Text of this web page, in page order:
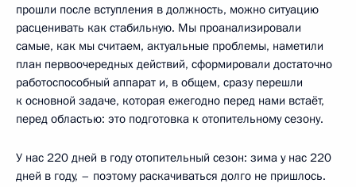
прошли после вступления в должность, можно ситуацию
расценивать как стабильную. Мы проанализировали
самые, как мы считаем, актуальные проблемы, наметили
план первоочередных действий, сформировали достаточно
работоспособный аппарат и, в общем, сразу перешли
к основной задаче, которая ежегодно перед нами встаёт,
перед областью: это подготовка к отопительному сезону.
У нас 220 дней в году отопительный сезон: зима у нас 220
дней в году, – поэтому раскачиваться долго не пришлось.